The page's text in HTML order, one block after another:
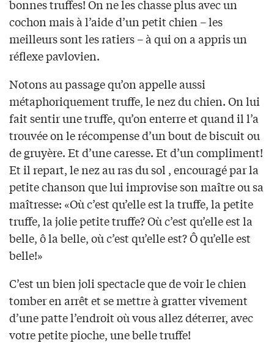
bonnes truffes! On ne les chasse plus avec un
cochon mais à l’aide d’un petit chien – les
meilleurs sont les ratiers – à qui on a appris un
réflexe pavlovien.
Notons au passage qu’on appelle aussi
métaphoriquement truffe, le nez du chien. On lui
fait sentir une truffe, qu’on enterre et quand il l’a
trouvée on le récompense d’un bout de biscuit ou
de gruyère. Et d’une caresse. Et d’un compliment!
Et il repart, le nez au ras du sol , encouragé par la
petite chanson que lui improvise son maître ou sa
maîtresse: «Où c’est qu’elle est la truffe, la petite
truffe, la jolie petite truffe? Où c’est qu’elle est la
belle, ô la belle, où c’est qu’elle est? Ô qu’elle est
belle!»
C’est un bien joli spectacle que de voir le chien
tomber en arrêt et se mettre à gratter vivement
d’une patte l’endroit où vous allez déterrer, avec
votre petite pioche, une belle truffe!